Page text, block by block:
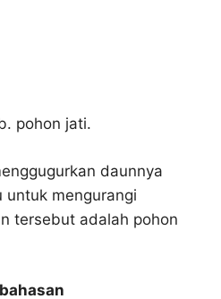
pohon jati.
daunnya
untuk mengurangi
tersebut adalah pohon